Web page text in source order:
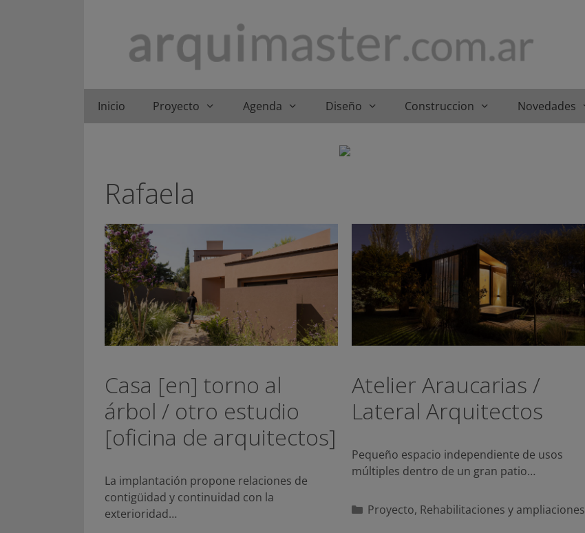
Inicio Proyecto Agenda Diseño Construccion Novedades
Rafaela
Casa [en] torno al
árbol / otro estudio
[oficina de arquitectos]
La implantación propone relaciones de
contigüidad y continuidad con la
exterioridad…
Atelier Araucarias /
Lateral Arquitectos
Pequeño espacio independiente de usos
múltiples dentro de un gran patio…
Categorías
Proyecto, Rehabilitaciones y ampliaciones